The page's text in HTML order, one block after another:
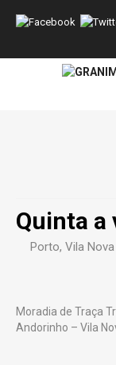
Quinta a
Porto, Vila
Moradia de Traça
Andorinho – Vila